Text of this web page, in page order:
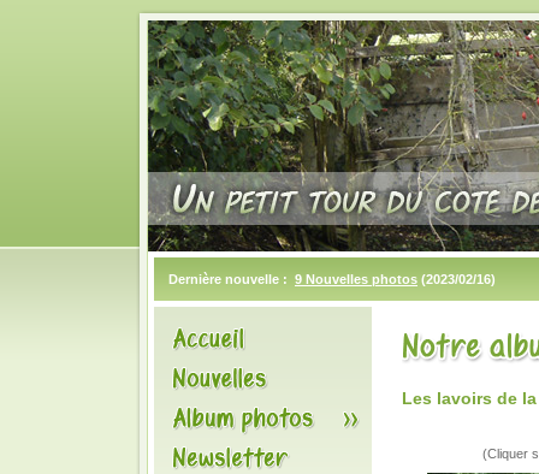
Dernière nouvelle : 9 Nouvelles photos (2023/02/16)
Les lavoirs de
(Cliquer